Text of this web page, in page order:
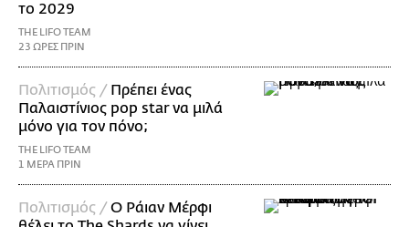
το 2029
THE LIFO TEAM
23 ΩΡΕΣ ΠΡΙΝ
Πολιτισμός / Πρέπει ένας
Παλαιστίνιος pop star να μιλά
μόνο για τον πόνο;
THE LIFO TEAM
1 ΜΕΡΑ ΠΡΙΝ
Πολιτισμός /Ο Ράιαν Μέρφι